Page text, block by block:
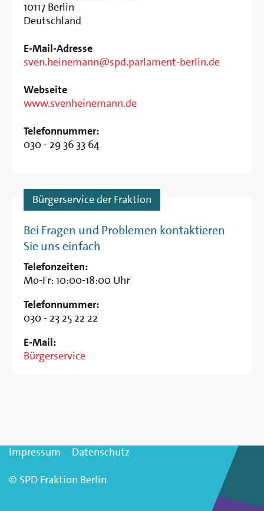
10117 Berlin
Deutschland
E-Mail-Adresse
sven.heinemann@spd.parlament-berlin.de
Webseite
www.svenheinemann.de
Telefonnummer:
030 - 29 36 33 64
Bürgerservice der Fraktion
Bei Fragen und Problemen kontaktieren
Sie uns einfach
Telefonzeiten:
Mo-Fr: 10:00-18:00 Uhr
Telefonnummer:
030 - 23 25 22 22
E-Mail:
Bürgerservice
Impressum
Datenschutz
© SPD Fraktion Berlin